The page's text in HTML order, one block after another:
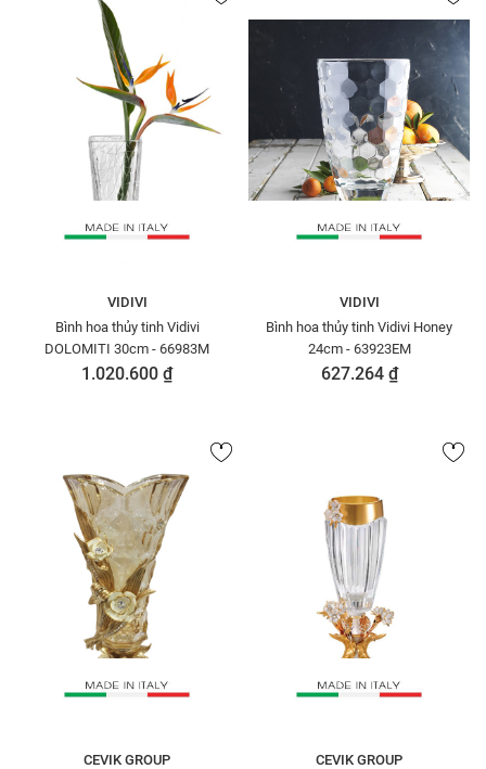
VIDIVI
Bình hoa thủy tinh Vidivi
DOLOMITI 30cm - 66983M
1.020.600 ₫
VIDIVI
Bình hoa thủy tinh Vidivi Honey
24cm - 63923EM
627.264 ₫
CEVIK GROUP
CEVIK GROUP